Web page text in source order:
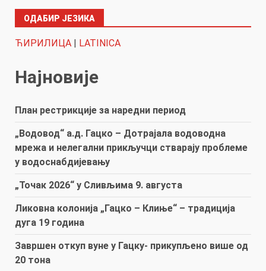
ОДАБИР ЈЕЗИКА
ЋИРИЛИЦА | LATINICA
Најновије
План рестрикције за наредни период
„Водовод“ а.д. Гацко – Дотрајала водоводна
мрежа и нелегални прикључци стварају проблеме
у водоснабдијевању
„Точак 2026“ у Сливљима 9. августа
Ликовна колонија „Гацко – Клиње“ – традиција
дуга 19 година
Завршен откуп вуне у Гацку- прикупљено више од
20 тона